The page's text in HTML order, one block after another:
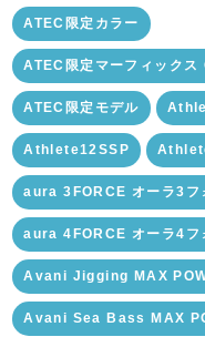
ATEC限定カラー
ATEC限定マーフィックス
ATEC限定モデル
Athlete12SSP
aura 3FORCE オーラ3フ
aura 4FORCE オーラ4フ
Avani Jigging MAX
Avani Sea Bass MAX